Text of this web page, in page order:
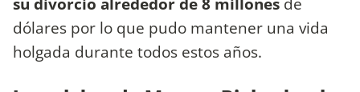
dólares por lo que pudo mantener una vida
holgada durante todos estos años.